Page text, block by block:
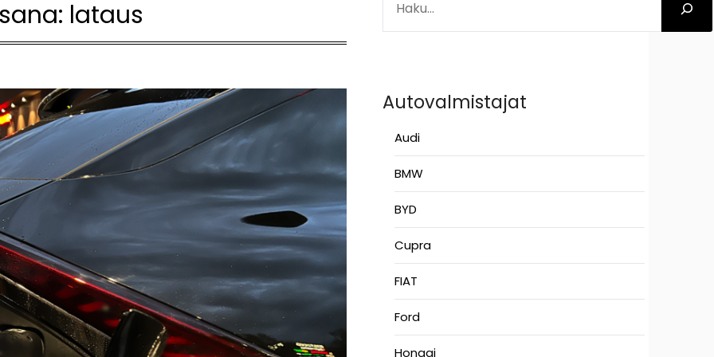
lataus
Autovalmistajat
Audi
BMW
BYD
Cupra
FIAT
Ford
Hongqi